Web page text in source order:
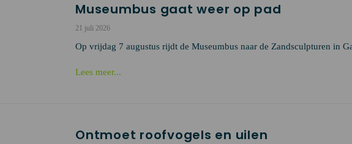
Museumbus gaat weer op pad
21 juli 2026
Op vrijdag 7 augustus rijdt de Museumbus naar de Zandsculpturen in
Lees meer...
Ontmoet roofvogels en uilen